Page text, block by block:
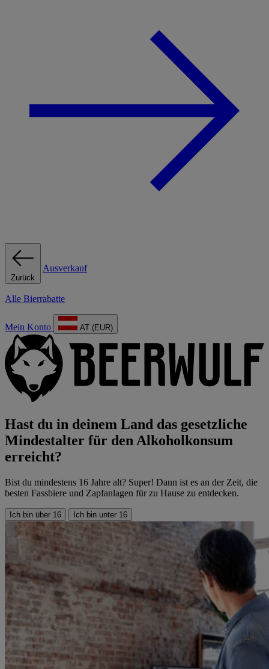
Zurück
Ausverkauf
Alle Bierrabatte
Mein Konto AT (EUR)
Hast du in deinem Land das gesetzliche
Mindestalter für den Alkoholkonsum
erreicht?
Bist du mindestens 16 Jahre alt? Super! Dann ist es an der Zeit, die
besten Fassbiere und Zapfanlagen für zu Hause zu entdecken.
Ich bin über 16 Ich bin unter 16